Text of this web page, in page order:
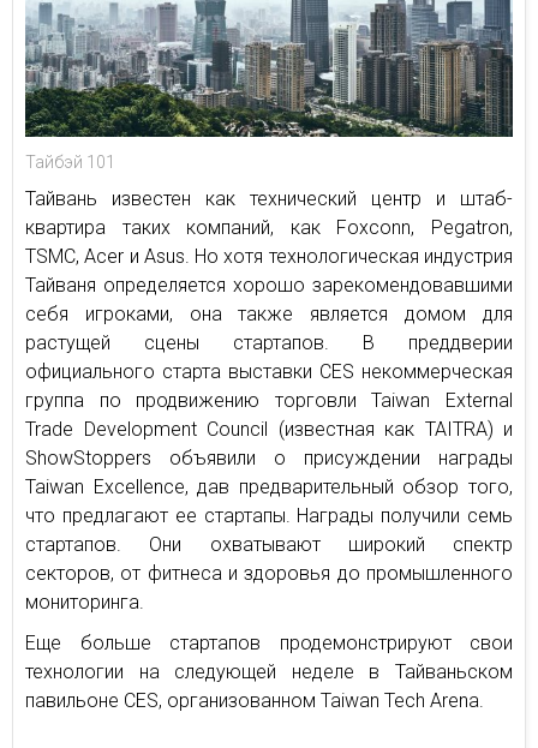
Тайбэй 101
Тайвань известен как технический центр и штаб-
квартира таких компаний, как Foxconn, Pegatron,
TSMC, Acer и Asus. Но хотя технологическая индустрия
Тайваня определяется хорошо зарекомендовавшими
себя игроками, она также является домом для
растущей сцены стартапов. В преддверии
официального старта выставки CES некоммерческая
группа по продвижению торговли Taiwan External
Trade Development Council (известная как TAITRA) и
ShowStoppers объявили о присуждении награды
Taiwan Excellence, дав предварительный обзор того,
что предлагают ее стартапы. Награды получили семь
стартапов. Они охватывают широкий спектр
секторов, от фитнеса и здоровья до промышленного
мониторинга.
Еще больше стартапов продемонстрируют свои
технологии на следующей неделе в Тайваньском
павильоне CES, организованном Taiwan Tech Arena.